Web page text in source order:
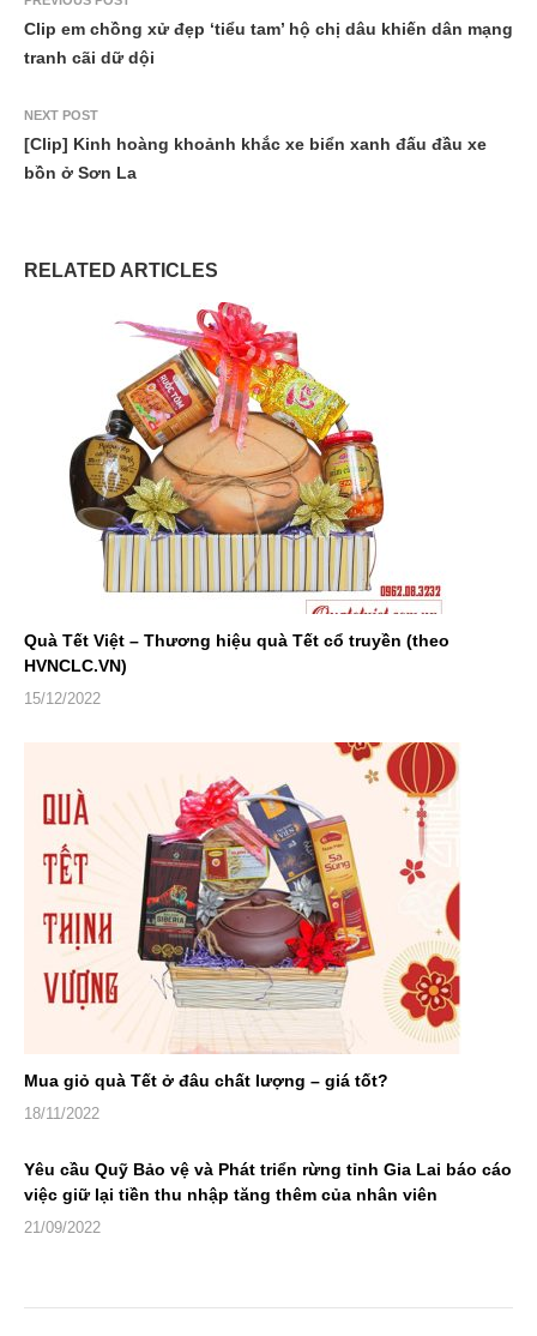
Clip em chồng xử đẹp ‘tiểu tam’ hộ chị dâu khiến dân mạng
tranh cãi dữ dội
NEXT POST
[Clip] Kinh hoàng khoảnh khắc xe biển xanh đấu đầu xe
bồn ở Sơn La
RELATED ARTICLES
Quà Tết Việt – Thương hiệu quà Tết cổ truyền (theo
HVNCLC.VN)
15/12/2022
Mua giỏ quà Tết ở đâu chất lượng – giá tốt?
18/11/2022
Yêu cầu Quỹ Bảo vệ và Phát triển rừng tỉnh Gia Lai báo cáo
việc giữ lại tiền thu nhập tăng thêm của nhân viên
21/09/2022